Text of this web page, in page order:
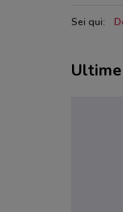
Sei qui: